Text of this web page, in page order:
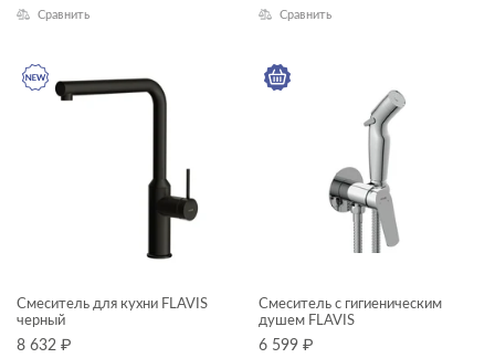
Сравнить Сравнить
Смеситель для кухни FLAVIS
черный
8 632 ₽
Смеситель с гигиеническим
душем FLAVIS
6 599 ₽